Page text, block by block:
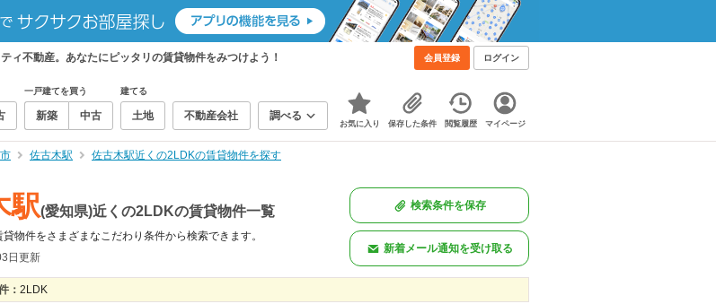
ィ不動産。あなたにピッタリの賃貸物件をみつけよう！ 会員登録 ログイン
一戸建てを買う
新築 中古
建てる
土地 不動産会社 調べる
お気に入り 保存した条件 閲覧履歴 マイページ
佐古木駅 佐古木駅近くの2LDKの賃貸物件を探す
駅(愛知県)近くの2LDKの賃貸物件一覧
貸物件をさまざまなこだわり条件から検索できます。
日更新
検索条件を保存
新着メール通知を受け取る
： 2LDK